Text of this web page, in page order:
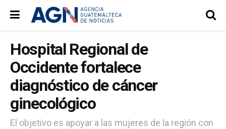
Hospital Regional de
Occidente fortalece
diagnóstico de cáncer
ginecológico
El objetivo es apoyar a las mujeres de la región con